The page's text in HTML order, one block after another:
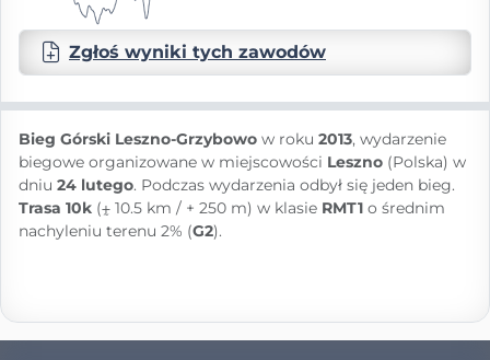
Zgłoś wyniki tych zawodów
Bieg Górski Leszno-Grzybowo w roku 2013, wydarzenie
biegowe organizowane w miejscowości Leszno (Polska) w
dniu 24 lutego. Podczas wydarzenia odbył się jeden bieg.
Trasa 10k (⨦ 10.5 km / + 250 m) w klasie RMT1 o średnim
nachyleniu terenu 2% (G2).